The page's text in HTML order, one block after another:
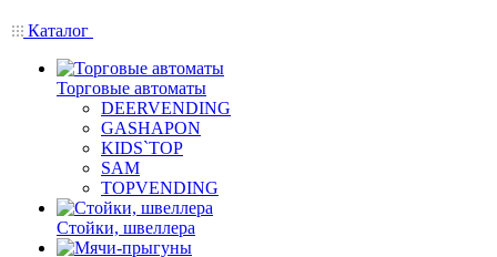
Каталог
Торговые автоматы
DEERVENDING
GASHAPON
KIDS`TOP
SAM
TOPVENDING
Стойки, швеллера